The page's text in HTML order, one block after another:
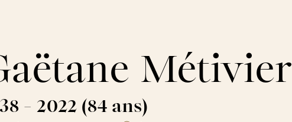
Métivier
- 2022 (84 ans)